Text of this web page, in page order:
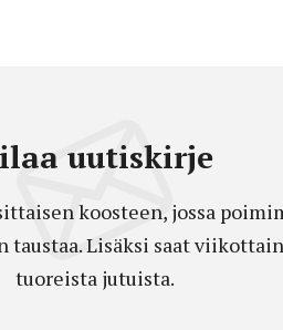
uutiskirje
koosteen, jossa
Lisäksi saat
tuoreista jutuista.